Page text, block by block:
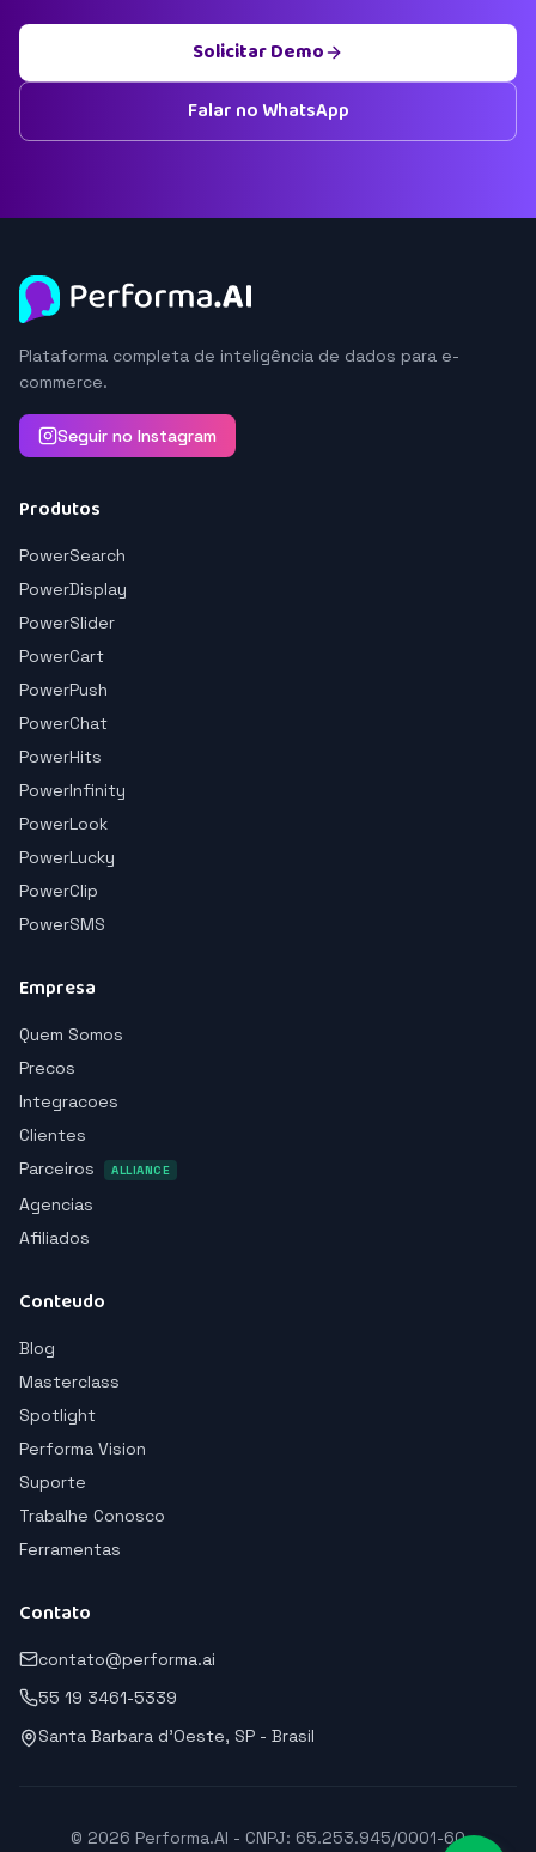
Solicitar Demo
Falar no WhatsApp
Plataforma completa de inteligência de dados para e-
commerce.
Seguir no Instagram
Produtos
PowerSearch
PowerDisplay
PowerSlider
PowerCart
PowerPush
PowerChat
PowerHits
PowerInfinity
PowerLook
PowerLucky
PowerClip
PowerSMS
Empresa
Quem Somos
Precos
Integracoes
Clientes
Parceiros
ALLIANCE
Agencias
Afiliados
Conteudo
Blog
Masterclass
Spotlight
Performa Vision
Suporte
Trabalhe Conosco
Ferramentas
Contato
contato@performa.ai
55 19 3461-5339
Santa Barbara d'Oeste, SP - Brasil
© 2026 Performa.AI - CNPJ: 65.253.945/0001-60